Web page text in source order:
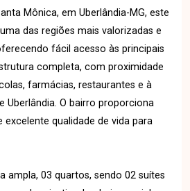
Mônica, em Uberlândia-MG, este
das regiões mais valorizadas e
fácil acesso às principais
completa, com proximidade
farmácias, restaurantes e à
Uberlândia. O bairro proporciona
qualidade de vida para
ampla, 03 quartos, sendo 02 suítes